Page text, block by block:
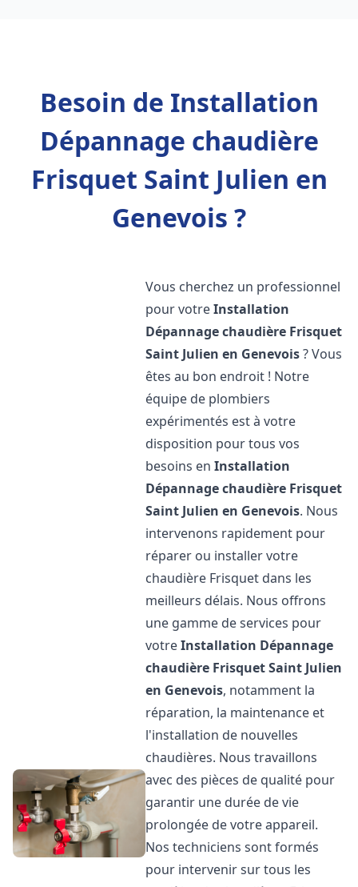
Besoin de Installation
Dépannage chaudière
Frisquet Saint Julien en
Genevois ?
Vous cherchez un professionnel
pour votreInstallation
Dépannage chaudière Frisquet
Saint Julien en Genevois? Vous
êtes au bon endroit ! Notre
équipe de plombiers
expérimentés est à votre
disposition pour tous vos
besoins enInstallation
Dépannage chaudière Frisquet
Saint Julien en Genevois. Nous
intervenons rapidement pour
réparer ou installer votre
chaudière Frisquet dans les
meilleurs délais. Nous offrons
une gamme de services pour
votreInstallation Dépannage
chaudière FrisquetSaint Julien
en Genevois, notamment la
réparation, la maintenance et
l'installation de nouvelles
chaudières. Nous travaillons
avec des pièces de qualité pour
garantir une durée de vie
prolongée de votre appareil.
Nos techniciens sont formés
pour intervenir sur tous les